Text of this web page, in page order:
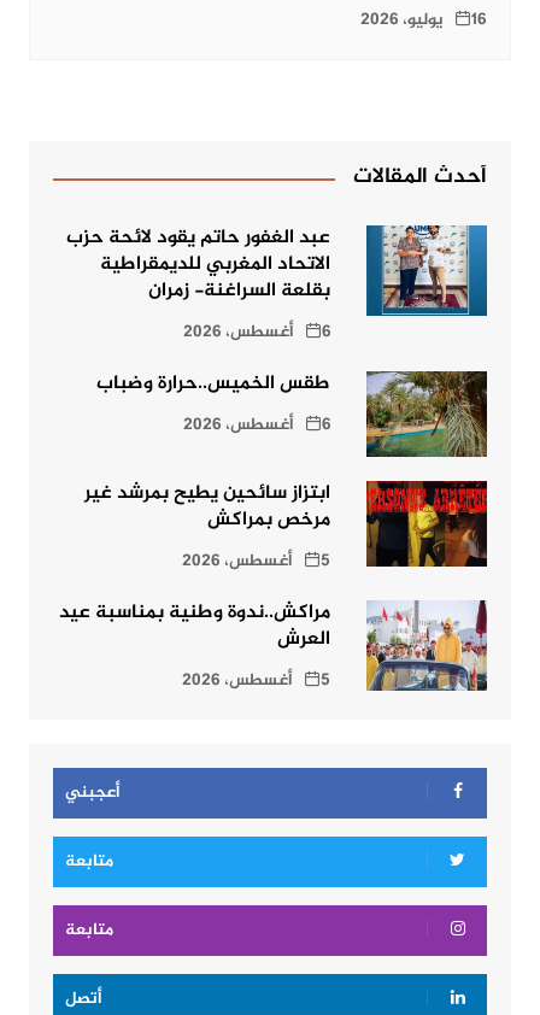
16 يوليو، 2026
أحدث المقالات
عبد الغفور حاتم يقود لائحة حزب
الاتحاد المغربي للديمقراطية
بقلعة السراغنة- زمران
6 أغسطس، 2026
طقس الخميس..حرارة وضباب
6 أغسطس، 2026
ابتزاز سائحين يطيح بمرشد غير
مرخص بمراكش
5 أغسطس، 2026
مراكش..ندوة وطنية بمناسبة عيد
العرش
5 أغسطس، 2026
أعجبني
متابعة
متابعة
أتصل